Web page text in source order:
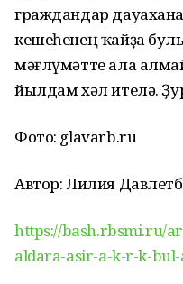
граждандар
кешеһенең ҡайҙа
мәғлүмәтте ала
йылдам хәл ителә.
Фото: glavarb.ru
Автор: Лилия
https://bash.rbsmi.ru/
aldara-asir-a-k-r-k-bul-